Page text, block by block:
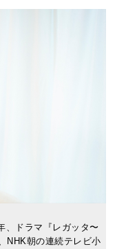
、ドラマ『レガッタ〜
NHK朝の連続テレビ小